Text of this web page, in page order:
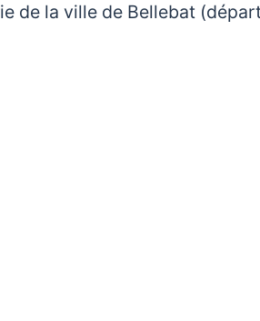
de la ville de Bellebat